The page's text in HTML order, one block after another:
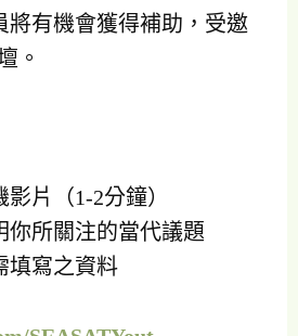
將有機會獲得補助，受邀
。
片（1-2分鐘）
你所關注的當代議題
填寫之資料